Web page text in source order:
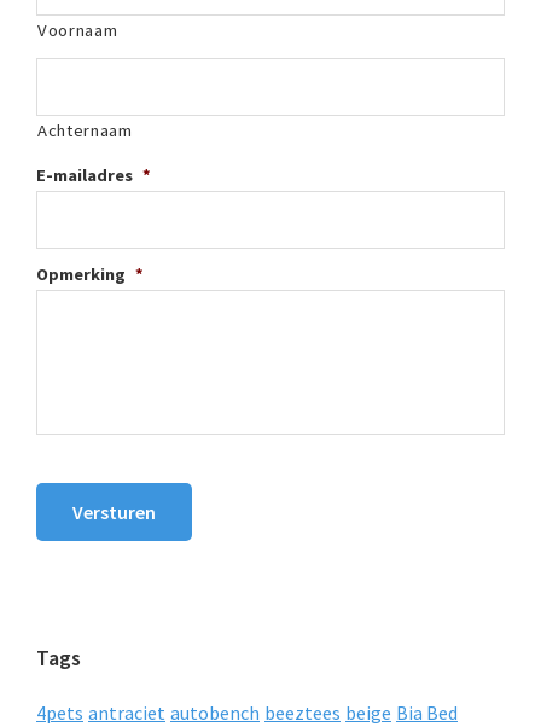
Voornaam
Achternaam
E-mailadres *
Opmerking *
Versturen
Tags
4pets antraciet autobench beeztees beige Bia Bed